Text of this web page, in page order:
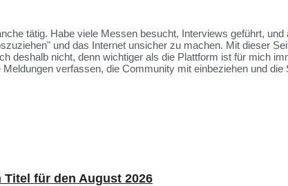
tätig. Habe viele Messen besucht, Interviews geführt,
und das Internet unsicher zu machen. Mit dieser
deshalb nicht, denn wichtiger als die Plattform ist für mich
verfassen, die Community mit einbeziehen und die
Titel für den August 2026